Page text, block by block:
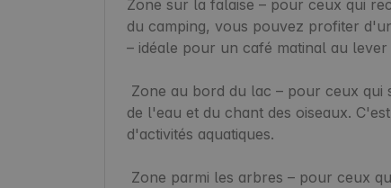
Zone sur la falaise – pour ceux qui
du camping, vous pouvez profiter
– idéale pour un café matinal au lever
de l'eau et du chant des oiseaux.
d'activités aquatiques.